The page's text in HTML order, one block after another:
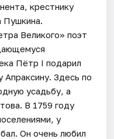
крестнику
Пушкина.
Великого» поэт
Пётр I подарил
Апраксину. Здесь по
усадьбу, а
В 1759 году
у
Он очень любил